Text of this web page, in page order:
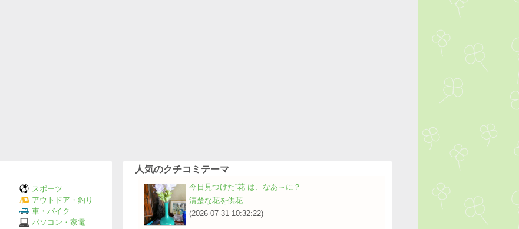
スポーツ
アウトドア・釣り
車・バイク
パソコン・家電
人気のクチコミテーマ
今日見つけた“花”は、なあ～に？
清楚な花を供花
(2026-07-31 10:32:22)